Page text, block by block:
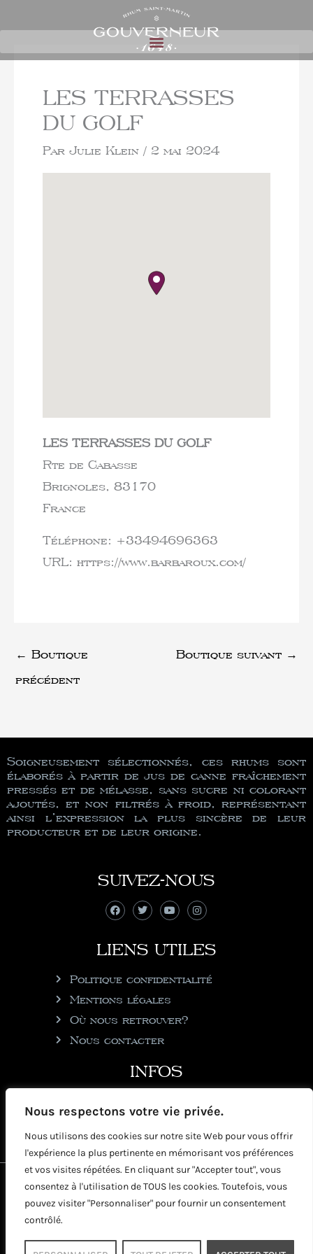
Nous respectons votre vie privée.
Nous utilisons des cookies sur notre site Web pour vous offrir
l'expérience la plus pertinente en mémorisant vos préférences
et vos visites répétées. En cliquant sur "Accepter tout", vous
consentez à l'utilisation de TOUS les cookies. Toutefois, vous
pouvez visiter "Personnaliser" pour fournir un consentement
contrôlé.
LES TERRASSES
DU GOLF
Par Julie Klein / 2 mai 2024
LES TERRASSES DU GOLF
Rte de Cabasse
Brignoles, 83170
France
Téléphone: +33494696363
URL: https://www.barbaroux.com/
← Boutique
précédent
Boutique suivant →
Soigneusement sélectionnés, ces rhums sont
élaborés à partir de jus de canne fraîchement
pressés et de mélasse, sans sucre ni colorant
ajoutés, et non filtrés à froid, représentant
ainsi l’expression la plus sincère de leur
producteur et de leur origine.
SUIVEZ-NOUS
LIENS UTILES
Politique confidentialité
Mentions légales
Où nous retrouver?
Nous contacter
INFOS
97150 Saint-Martin
2026 © Copyright Rhumgouverneur